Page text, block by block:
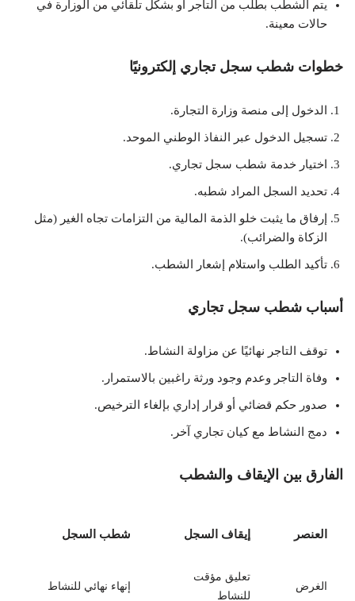
يتم الشطب بطلب من التاجر أو بشكل تلقائي من الوزارة في
حالات معينة.
خطوات شطب سجل تجاري إلكترونيًا
الدخول إلى منصة وزارة التجارة.
تسجيل الدخول عبر النفاذ الوطني الموحد.
اختيار خدمة شطب سجل تجاري.
تحديد السجل المراد شطبه.
إرفاق ما يثبت خلو الذمة المالية من التزامات تجاه الغير (مثل
الزكاة والضرائب).
تأكيد الطلب واستلام إشعار الشطب.
أسباب شطب سجل تجاري
توقف التاجر نهائيًا عن مزاولة النشاط.
وفاة التاجر وعدم وجود ورثة راغبين بالاستمرار.
صدور حكم قضائي أو قرار إداري بإلغاء الترخيص.
دمج النشاط مع كيان تجاري آخر.
الفارق بين الإيقاف والشطب
العنصر إيقاف السجل شطب السجل
الغرض
تعليق مؤقت
للنشاط
إنهاء نهائي للنشاط